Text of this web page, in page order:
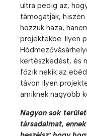
ultra pedig az,
támogatják,
hozzuk haza,
projektekbe. Ilyen
kertészkedést, és
főzik nekik az
távon ilyen
amiknek nagyobb
Nagyon sok
társadalmat,